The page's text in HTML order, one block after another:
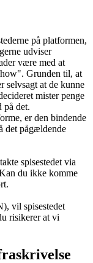
på platformen,
udviser
være med at
Grunden til, at
selvsagt at de kunne
mister penge
på det.
er den bindende
det pågældende
spisestedet via
du ikke komme
vil spisestedet
risikerer at vi